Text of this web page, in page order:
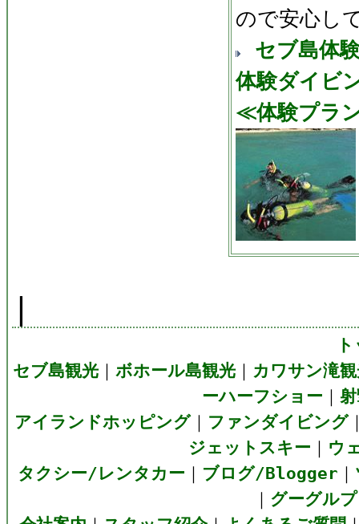
ので安心し
セブ島体
体験ダイビ
≪体験プラ
|
セブ島観光｜ ボホール島観光｜ カワサン滝
ーハーフショー ｜
アイランドホッピング｜ ファンダイビング
ジェットスキー ｜ ウ
タクシー/レンタカー ｜ ブログ/Blogger ｜
｜ グーグル